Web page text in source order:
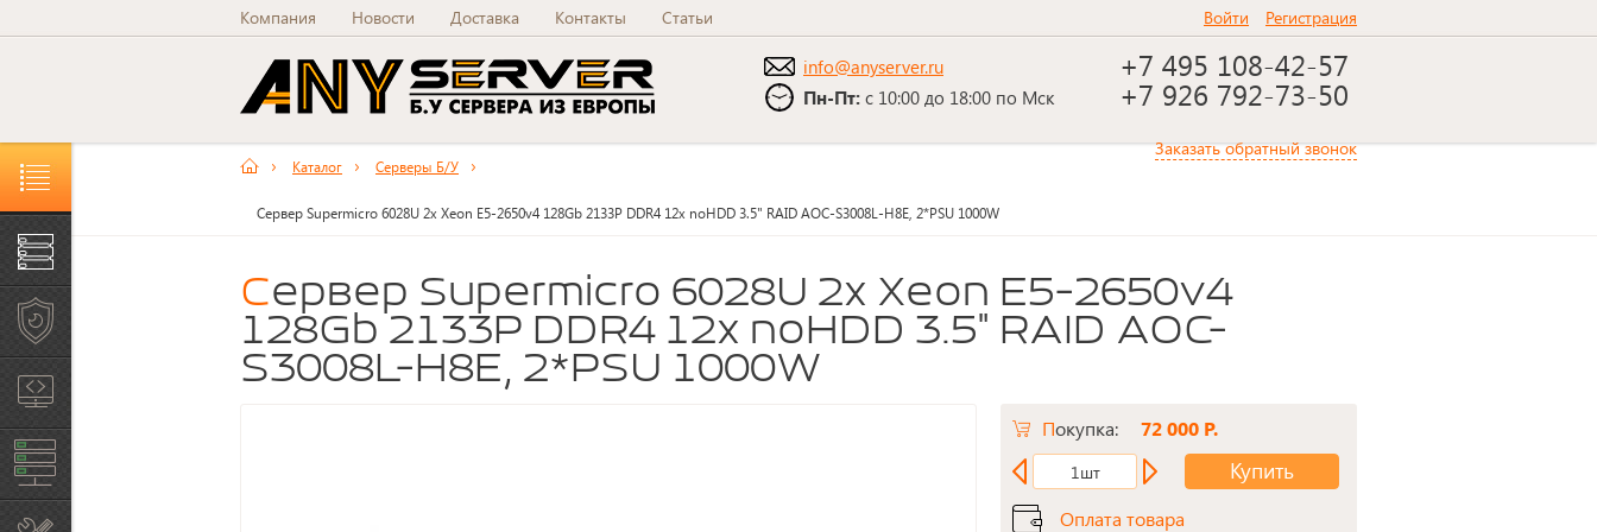
Компания Новости Доставка Контакты Статьи Войти Регистрация
+7 495 108-42-57
+7 926 792-73-50
Заказать обратный звонок
info@anyserver.ru
Пн-Пт: с 10:00 до 18:00 по Мск
Каталог Серверы Б/У
Сервер Supermicro 6028U 2x Xeon E5-2650v4 128Gb 2133P DDR4 12x noHDD 3.5" RAID AOC-S3008L-H8E, 2*PSU 1000W
Сервер Supermicro 6028U 2x Xeon E5-2650v4
128Gb 2133P DDR4 12x noHDD 3.5" RAID AOC-
S3008L-H8E, 2*PSU 1000W
Покупка: 72 000 Р.
1шт Купить
Оплата товара
Каталог товаров и услуг
Рабочие станции Б/У